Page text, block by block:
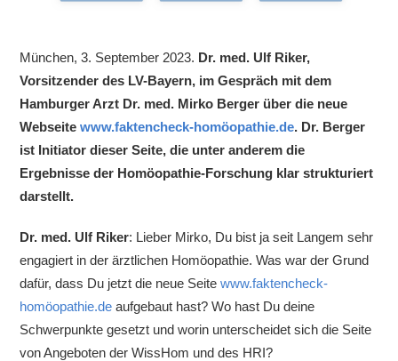
München, 3. September 2023. Dr. med. Ulf Riker,
Vorsitzender des LV-Bayern, im Gespräch mit dem
Hamburger Arzt Dr. med. Mirko Berger über die neue
Webseitewww.faktencheck-homöopathie.de. Dr. Berger
ist Initiator dieser Seite, die unter anderem die
Ergebnisse der Homöopathie-Forschung klar strukturiert
darstellt.
Dr. med. Ulf Riker: Lieber Mirko, Du bist ja seit Langem sehr
engagiert in der ärztlichen Homöopathie. Was war der Grund
dafür, dass Du jetzt die neue Seitewww.faktencheck-
homöopathie.de aufgebaut hast? Wo hast Du deine
Schwerpunkte gesetzt und worin unterscheidet sich die Seite
von Angeboten der WissHom und des HRI?